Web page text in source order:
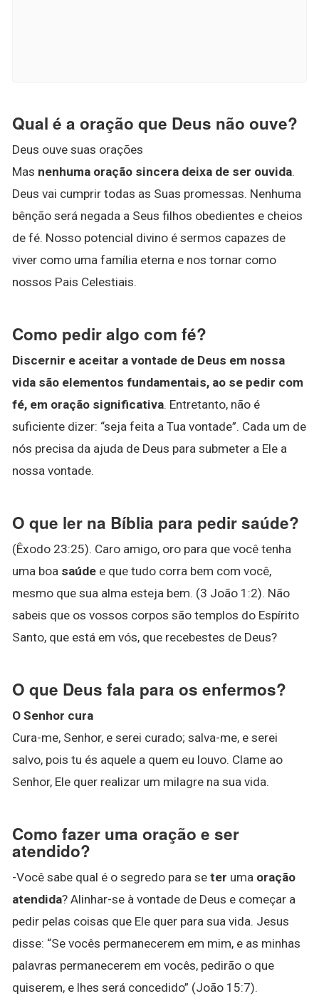
Qual é a oração que Deus não ouve?
Deus ouve suas orações
Mas nenhuma oração sincera deixa de ser ouvida.
Deus vai cumprir todas as Suas promessas. Nenhuma
bênção será negada a Seus filhos obedientes e cheios
de fé. Nosso potencial divino é sermos capazes de
viver como uma família eterna e nos tornar como
nossos Pais Celestiais.
Como pedir algo com fé?
Discernir e aceitar a vontade de Deus em nossa
vida são elementos fundamentais, ao se pedir com
fé, em oração significativa. Entretanto, não é
suficiente dizer: “seja feita a Tua vontade”. Cada um de
nós precisa da ajuda de Deus para submeter a Ele a
nossa vontade.
O que ler na Bíblia para pedir saúde?
(Êxodo 23:25). Caro amigo, oro para que você tenha
uma boa saúde e que tudo corra bem com você,
mesmo que sua alma esteja bem. (3 João 1:2). Não
sabeis que os vossos corpos são templos do Espírito
Santo, que está em vós, que recebestes de Deus?
O que Deus fala para os enfermos?
O Senhor cura
Cura-me, Senhor, e serei curado; salva-me, e serei
salvo, pois tu és aquele a quem eu louvo. Clame ao
Senhor, Ele quer realizar um milagre na sua vida.
Como fazer uma oração e ser
atendido?
-Você sabe qual é o segredo para se ter uma oração
atendida? Alinhar-se à vontade de Deus e começar a
pedir pelas coisas que Ele quer para sua vida. Jesus
disse: “Se vocês permanecerem em mim, e as minhas
palavras permanecerem em vocês, pedirão o que
quiserem, e lhes será concedido” (João 15:7).